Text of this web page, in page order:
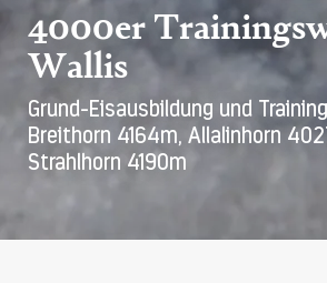
4000er
Wallis
Grund-Eisausbildung und
Breithorn 4164m, Allalinhorn
Strahlhorn 4190m